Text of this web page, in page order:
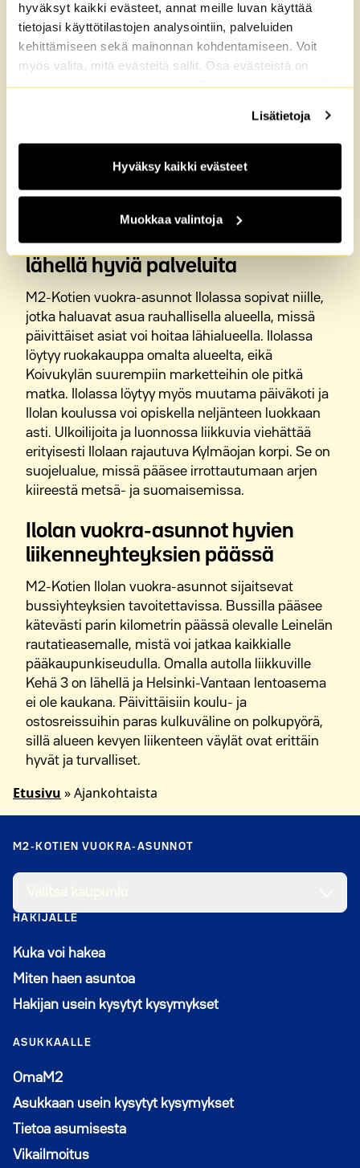
hyväksyt kaikki evästeet, annat meille luvan käyttää
tietojasi käyttötilastojen analysointiin, palveluiden
kehittämiseen sekä mainonnan kohdentamiseen. Voit
myös valita, mitä evästeitä sallit. Osa evästeistä on
sivustomme luotettavan ja turvallisen toiminnan kannalta
Lisätietoja
Hyväksy kaikki evästeet
Muokkaa valintoja
Vantaalla muissa
kaupunginosissa
M2-Kotien vuokra-asunnot Asolassa
M2-Kotien vuokra-asunnot Hakunilassa
M2-Kotien vuokra-asunnot Jokiniemessä
M2-Kotien vuokra-asunnot Leinelässä
M2-Kotien vuokra-asunnot Myyrmäessä
M2-Kotien vuokra-asunnot Pakkalassa
M2-Kotien vuokra-asunnot Tammistossa
Näytä lisää
Vuokra-asunnot Ilolassa ovat
lähellä hyviä palveluita
M2-Kotien vuokra-asunnot Ilolassa sopivat niille,
jotka haluavat asua rauhallisella alueella, missä
päivittäiset asiat voi hoitaa lähialueella. Ilolassa
löytyy ruokakauppa omalta alueelta, eikä
Koivukylän suurempiin marketteihin ole pitkä
matka. Ilolassa löytyy myös muutama päiväkoti ja
Ilolan koulussa voi opiskella neljänteen luokkaan
asti. Ulkoilijoita ja luonnossa liikkuvia viehättää
erityisesti Ilolaan rajautuva Kylmäojan korpi. Se on
suojelualue, missä pääsee irrottautumaan arjen
kiireestä metsä- ja suomaisemissa.
Ilolan vuokra-asunnot hyvien
liikenneyhteyksien päässä
M2-Kotien Ilolan vuokra-asunnot sijaitsevat
bussiyhteyksien tavoitettavissa. Bussilla pääsee
kätevästi parin kilometrin päässä olevalle Leinelän
rautatieasemalle, mistä voi jatkaa kaikkialle
pääkaupunkiseudulla. Omalla autolla liikkuville
Kehä 3 on lähellä ja Helsinki-Vantaan lentoasema
ei ole kaukana. Päivittäisiin koulu- ja
ostosreissuihin paras kulkuväline on polkupyörä,
sillä alueen kevyen liikenteen väylät ovat erittäin
hyvät ja turvalliset.
Etusivu »Ajankohtaista
M2-KOTIEN VUOKRA-ASUNNOT
HAKIJALLE
Kuka voi hakea
Miten haen asuntoa
Hakijan usein kysytyt kysymykset
ASUKKAALLE
OmaM2Avautuu uuteen ikkunaan
Asukkaan usein kysytyt kysymykset
Tietoa asumisesta
Vikailmoitus